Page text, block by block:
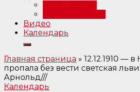
Видео
Календарь
Главная страница » 12.12.1910 —
пропала без вести светская
Арнольд///
Календарь